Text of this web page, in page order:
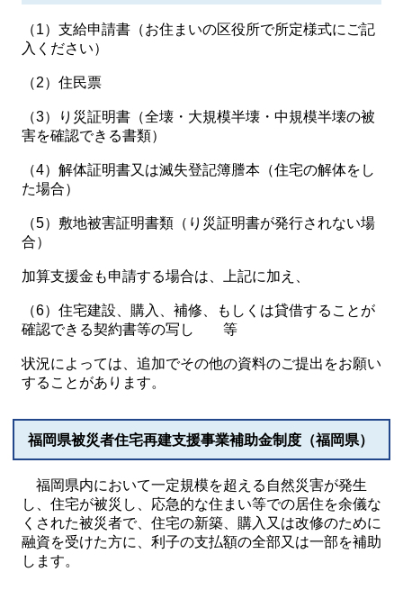
（1）支給申請書（お住まいの区役所で所定様式にご記
入ください）
（2）住民票
（3）り災証明書（全壊・大規模半壊・中規模半壊の被
害を確認できる書類）
（4）解体証明書又は滅失登記簿謄本（住宅の解体をし
た場合）
（5）敷地被害証明書類（り災証明書が発行されない場
合）
加算支援金も申請する場合は、上記に加え、
（6）住宅建設、購入、補修、もしくは貸借することが
確認できる契約書等の写し 等
状況によっては、追加でその他の資料のご提出をお願い
することがあります。
福岡県被災者住宅再建支援事業補助金制度（福岡県）
福岡県内において一定規模を超える自然災害が発生
し、住宅が被災し、応急的な住まい等での居住を余儀な
くされた被災者で、住宅の新築、購入又は改修のために
融資を受けた方に、利子の支払額の全部又は一部を補助
します。